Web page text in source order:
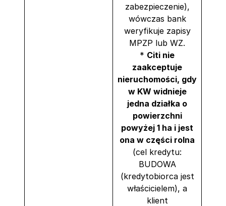
zabezpieczenie),
wówczas bank
weryfikuje zapisy
MPZP lub WZ.
* Citi nie
zaakceptuje
nieruchomości, gdy
w KW widnieje
jedna działka o
powierzchni
powyżej 1 ha i jest
ona w części rolna
(cel kredytu:
BUDOWA
(kredytobiorca jest
właścicielem), a
klient